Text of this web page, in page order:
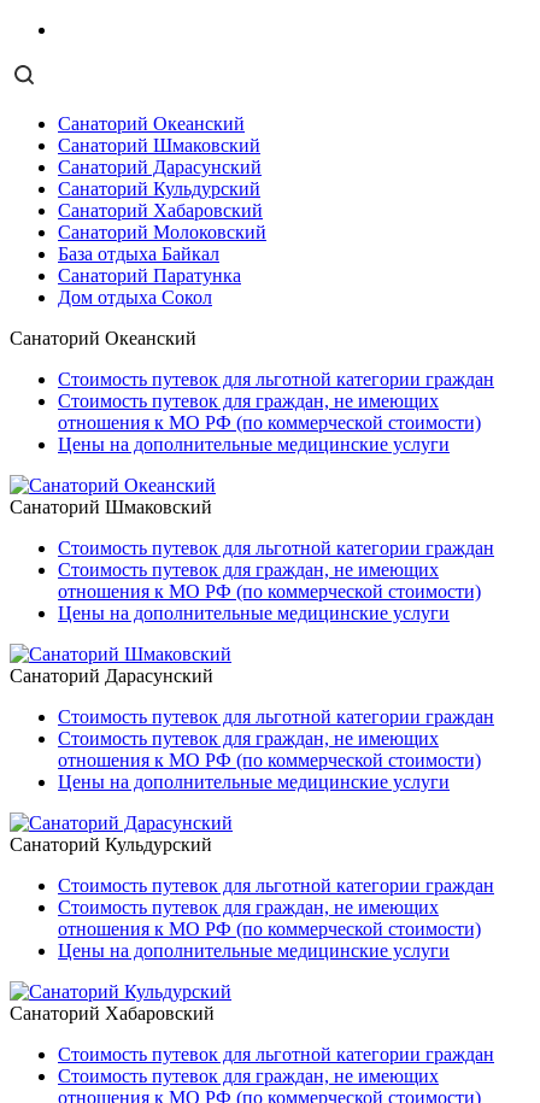
Санаторий Океанский
Санаторий Шмаковский
Санаторий Дарасунский
Санаторий Кульдурский
Санаторий Хабаровский
Санаторий Молоковский
База отдыха Байкал
Санаторий Паратунка
Дом отдыха Сокол
Санаторий Океанский
Стоимость путевок для льготной категории граждан
Стоимость путевок для граждан, не имеющих
отношения к МО РФ (по коммерческой стоимости)
Цены на дополнительные медицинские услуги
Санаторий Шмаковский
Стоимость путевок для льготной категории граждан
Стоимость путевок для граждан, не имеющих
отношения к МО РФ (по коммерческой стоимости)
Цены на дополнительные медицинские услуги
Санаторий Дарасунский
Стоимость путевок для льготной категории граждан
Стоимость путевок для граждан, не имеющих
отношения к МО РФ (по коммерческой стоимости)
Цены на дополнительные медицинские услуги
Санаторий Кульдурский
Стоимость путевок для льготной категории граждан
Стоимость путевок для граждан, не имеющих
отношения к МО РФ (по коммерческой стоимости)
Цены на дополнительные медицинские услуги
Санаторий Хабаровский
Стоимость путевок для льготной категории граждан
Стоимость путевок для граждан, не имеющих
отношения к МО РФ (по коммерческой стоимости)